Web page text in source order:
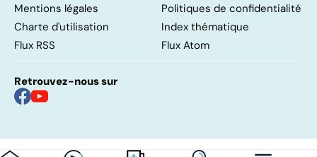
Mentions légales
Politiques de confidentialité
Charte d'utilisation
Index thématique
Flux RSS
Flux Atom
Retrouvez-nous sur